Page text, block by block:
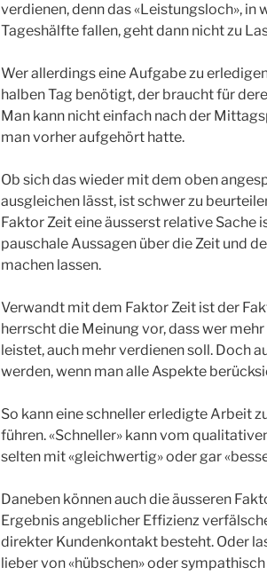
verdienen, denn das «Leistungsloch», in
Tageshälfte fallen, geht dann nicht zu
Wer allerdings eine Aufgabe zu
halben Tag benötigt, der braucht für
Man kann nicht einfach nach der
man vorher aufgehört hatte.
Ob sich das wieder mit dem oben
ausgleichen lässt, ist schwer zu
Faktor Zeit eine äusserst relative Sache
pauschale Aussagen über die Zeit und
machen lassen.
Verwandt mit dem Faktor Zeit ist der
herrscht die Meinung vor, dass wer
leistet, auch mehr verdienen soll. Doch
werden, wenn man alle Aspekte
So kann eine schneller erledigte Arbeit
führen. «Schneller» kann vom
selten mit «gleichwertig» oder gar
Daneben können auch die äusseren
Ergebnis angeblicher Effizienz
direkter Kundenkontakt besteht. Oder
lieber von «hübschen» oder